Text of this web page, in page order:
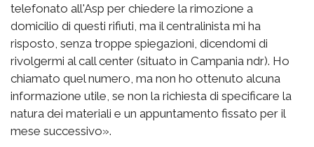
telefonato all'Asp per chiedere la rimozione a
domicilio di questi rifiuti, ma il centralinista mi ha
risposto, senza troppe spiegazioni, dicendomi di
rivolgermi al call center (situato in Campania ndr). Ho
chiamato quel numero, ma non ho ottenuto alcuna
informazione utile, se non la richiesta di specificare la
natura dei materiali e un appuntamento fissato per il
mese successivo».